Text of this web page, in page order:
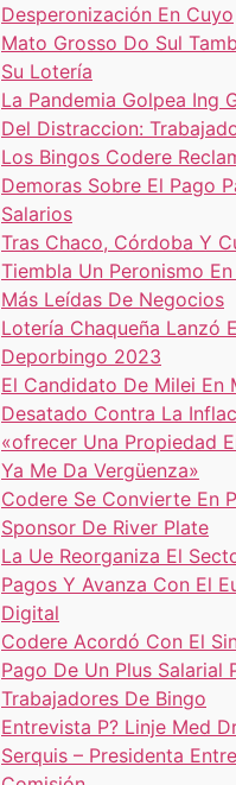
Desperonización En Cuyo
Mato Grosso Do Sul
Su Lotería
La Pandemia Golpea Ing
Del Distraccion:
Los Bingos Codere
Demoras Sobre El Pago
Salarios
Tras Chaco, Córdoba Y
Tiembla Un Peronismo
Más Leídas De Negocios
Lotería Chaqueña Lanzó
Deporbingo 2023
El Candidato De Milei En
Desatado Contra La
«ofrecer Una Propiedad
Ya Me Da Vergüenza»
Codere Se Convierte En
Sponsor De River Plate
La Ue Reorganiza El
Pagos Y Avanza Con El
Digital
Codere Acordó Con El
Pago De Un Plus Salarial
Trabajadores De Bingo
Entrevista P? Linje Med
Serquis – Presidenta